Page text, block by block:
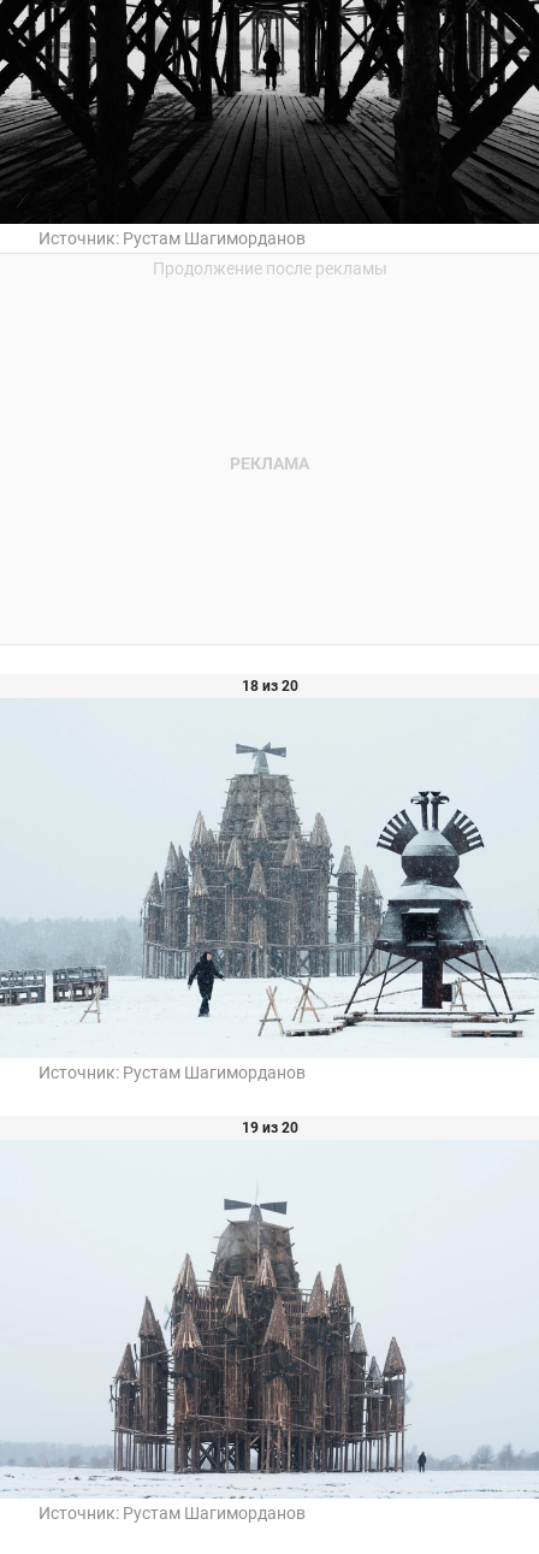
Источник: Рустам Шагиморданов
18 из 20
Источник: Рустам Шагиморданов
19 из 20
Источник: Рустам Шагиморданов